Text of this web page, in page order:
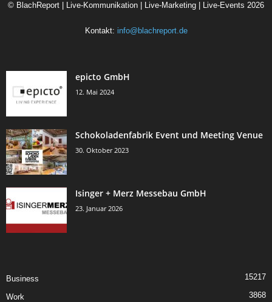
© BlachReport | Live-Kommunikation | Live-Marketing | Live-Events 2026
Kontakt: info@blachreport.de
epicto GmbH
12. Mai 2024
Schokoladenfabrik Event und Meeting Venue
30. Oktober 2023
Isinger + Merz Messebau GmbH
23. Januar 2026
Business 15217
Work 3868